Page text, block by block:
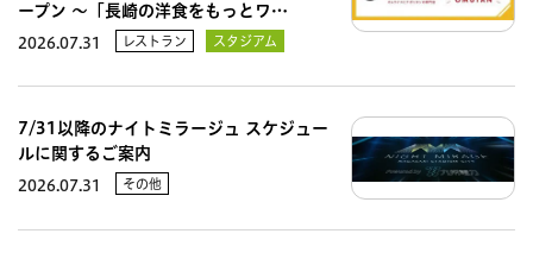
ープン 〜「長崎の洋食をもっとワ…
2026.07.31 レストラン スタジアム
7/31以降のナイトミラージュ スケジュー
ルに関するご案内
2026.07.31 その他